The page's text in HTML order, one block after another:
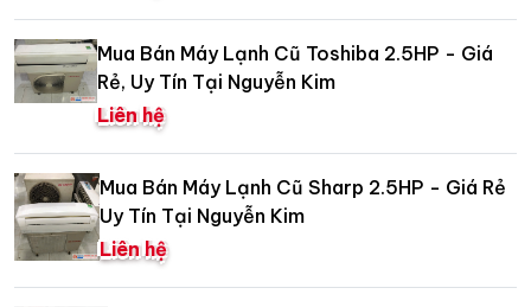
Mua Bán Máy Lạnh Cũ Toshiba 2.5HP - Giá
Rẻ, Uy Tín Tại Nguyễn Kim
Liên hệ
Mua Bán Máy Lạnh Cũ Sharp 2.5HP - Giá Rẻ
Uy Tín Tại Nguyễn Kim
Liên hệ